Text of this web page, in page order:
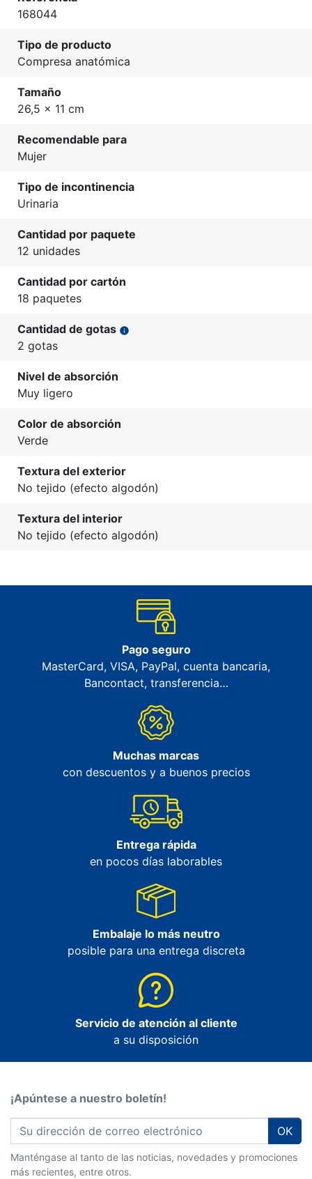
168044
Tipo de producto
Compresa anatómica
Tamaño
26,5 x 11 cm
Recomendable para
Mujer
Tipo de incontinencia
Urinaria
Cantidad por paquete
12 unidades
Cantidad por cartón
18 paquetes
Cantidad de gotas info
2 gotas
Nivel de absorción
Muy ligero
Color de absorción
Verde
Textura del exterior
No tejido (efecto algodón)
Textura del interior
No tejido (efecto algodón)
Pago seguro
MasterCard, VISA, PayPal, cuenta bancaria,
Bancontact, transferencia…
Muchas marcas
con descuentos y a buenos precios
Entrega rápida
en pocos días laborables
Embalaje lo más neutro
posible para una entrega discreta
Servicio de atención al cliente
a su disposición
¡Apúntese a nuestro boletín!
OK
Manténgase al tanto de las noticias, novedades y promociones
más recientes, entre otros.